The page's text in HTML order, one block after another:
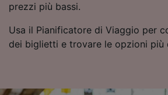
prezzi più bassi.
Usa il Pianificatore di Viaggio per
dei biglietti e trovare le opzioni più